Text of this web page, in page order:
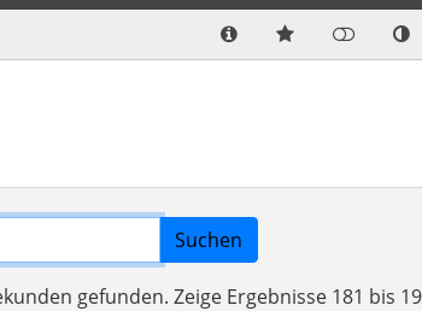
Suchen
gefunden. Zeige Ergebnisse 181 bis